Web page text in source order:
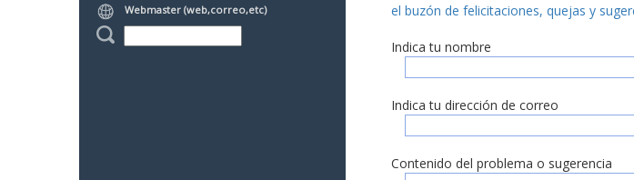
Webmaster (web,correo,etc)
el buzón de felicitaciones, quejas y
Indica tu nombre
Indica tu dirección de correo
Contenido del problema o sugerencia